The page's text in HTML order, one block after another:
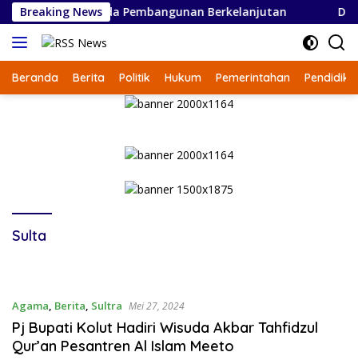
Langsung
ke
konten
Breaking News
2027, Fokus pada Pembangunan Berkelanjutan
Beranda Berita Politik Hukum Pemerintahan
Sulta
Agama, Berita, Sultra Mei 27, 2024
Pj Bupati Kolut Hadiri Wisuda Akbar Tahfidzul
Qur’an Pesantren Al Islam Meeto